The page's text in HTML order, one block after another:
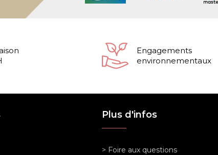
Engagements
environnementaux
Plus d'infos
> Foire aux questions